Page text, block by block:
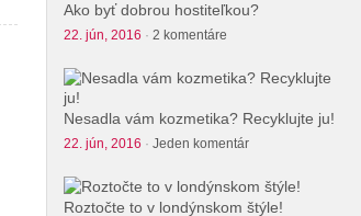
Ako byť dobrou hostiteľkou?
22. jún, 2016 · 2 komentáre
Nesadla vám kozmetika? Recyklujte ju!
22. jún, 2016 · Jeden komentár
Roztočte to v londýnskom štýle!